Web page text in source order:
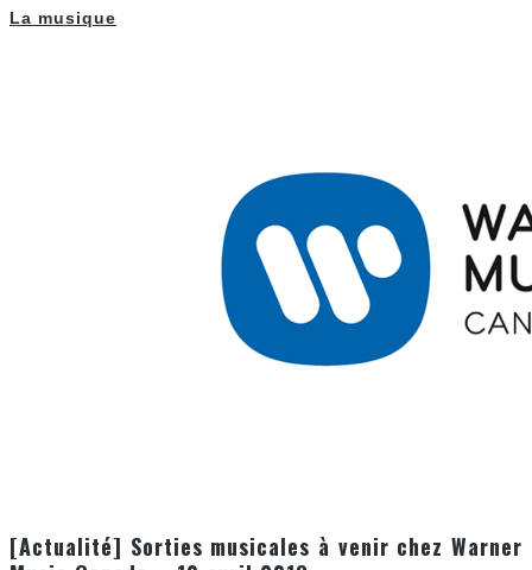
La musique
[Actualité] Sorties musicales à venir chez Warner